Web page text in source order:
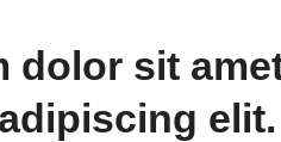
dolor sit